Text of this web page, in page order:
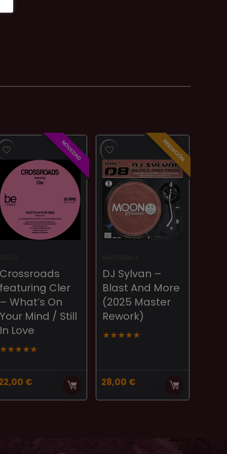
NOVEDAD
Crossroads
featuring Cler
– What’s On
Your Mind / Still
In Love
★★★★★
€
REEDICIÓN
DJ Sylvan –
Blast And More
(2025 Master
Rework)
★★★★★
28,00 €